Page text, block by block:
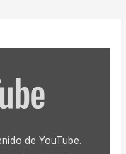
de YouTube.